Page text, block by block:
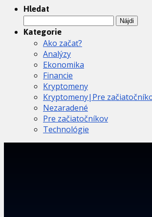
Hledat
Hľadať:
Kategorie
Ako začať?
Analýzy
Ekonomika
Financie
Kryptomeny
Kryptomeny|Pre
Nezaradené
Pre začiatočníkov
Technológie